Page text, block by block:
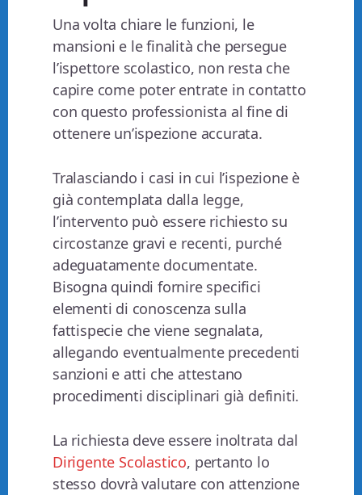
Una volta chiare le funzioni, le
mansioni e le finalità che persegue
l’ispettore scolastico, non resta che
capire come poter entrate in contatto
con questo professionista al fine di
ottenere un’ispezione accurata.
Tralasciando i casi in cui l’ispezione è
già contemplata dalla legge,
l’intervento può essere richiesto su
circostanze gravi e recenti, purché
adeguatamente documentate.
Bisogna quindi fornire specifici
elementi di conoscenza sulla
fattispecie che viene segnalata,
allegando eventualmente precedenti
sanzioni e atti che attestano
procedimenti disciplinari già definiti.
La richiesta deve essere inoltrata dal
Dirigente Scolastico, pertanto lo
stesso dovrà valutare con attenzione